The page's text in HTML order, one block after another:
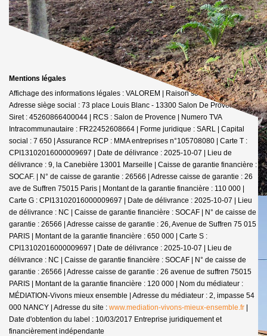
Mentions légales
Affichage des informations légales : VALOREM | Raison sociale : VALOREM |
Adresse siège social : 73 place Louis Blanc - 13300 Salon De Provence |
Siret : 45260866400044 | RCS : Salon de Provence | Numero TVA
Intracommunautaire : FR22452608664 | Forme juridique : SARL | Capital
social : 7 650 | Assurance RCP : MMA entreprises n°105708080 | Carte T :
CPI13102016000009697 | Date de délivrance : 2025-10-07 | Lieu de
délivrance : 9, la Canebière 13001 Marseille | Caisse de garantie financière :
SOCAF. | N° de caisse de garantie : 26566 | Adresse caisse de garantie : 26
ave de Suffren 75015 Paris | Montant de la garantie financière : 110 000 |
Carte G : CPI13102016000009697 | Date de délivrance : 2025-10-07 | Lieu
de délivrance : NC | Caisse de garantie financière : SOCAF | N° de caisse de
garantie : 26566 | Adresse caisse de garantie : 26, Avenue de Suffren 75 015
PARIS | Montant de la garantie financière : 650 000 | Carte S :
CPI13102016000009697 | Date de délivrance : 2025-10-07 | Lieu de
délivrance : NC | Caisse de garantie financière : SOCAF | N° de caisse de
garantie : 26566 | Adresse caisse de garantie : 26 avenue de suffren 75015
PARIS | Montant de la garantie financière : 120 000 | Nom du médiateur :
MÉDIATION-Vivons mieux ensemble | Adresse du médiateur : 2, impasse 54
000 NANCY | Adresse du site : www.mediation-vivons-mieux-ensemble.fr |
Date d'obtention du label : 10/03/2017 Entreprise juridiquement et
financièrement indépendante